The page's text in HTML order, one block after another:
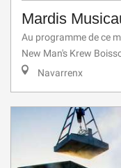
Mardis
Au programme de ce
New Man's Krew
Navarrenx